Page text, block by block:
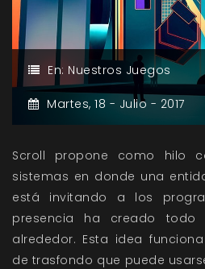
En: Nuestros Juegos
Martes, 18 - Julio - 2017
Scroll propone como hilo
sistemas en donde una
está invitando a los
presencia ha creado
alrededor. Esta idea
de trasfondo que puede